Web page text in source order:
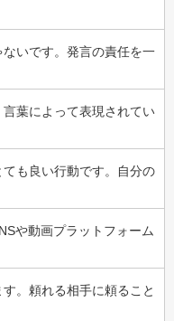
いです。発言の責任を一
葉によって表現されてい
も良い行動です。自分の
や動画プラットフォーム
。頼れる相手に頼ること